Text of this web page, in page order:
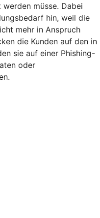
müsse. Dabei
hin, weil die
mehr in Anspruch
die Kunden auf den in
sie auf einer Phishing-
oder